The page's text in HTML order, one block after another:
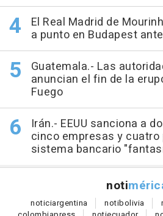
El Real Madrid de
a punto en Budapest
Guatemala.- Las
anuncian el fin de la
Fuego
Irán.- EEUU sanciona a
cinco empresas y cuatro
sistema bancario
noti
noticiargentina notibolivia